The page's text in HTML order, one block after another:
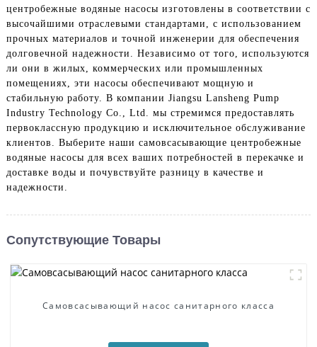
центробежные водяные насосы изготовлены в соответствии с
высочайшими отраслевыми стандартами, с использованием
прочных материалов и точной инженерии для обеспечения
долговечной надежности. Независимо от того, используются
ли они в жилых, коммерческих или промышленных
помещениях, эти насосы обеспечивают мощную и
стабильную работу. В компании Jiangsu Lansheng Pump
Industry Technology Co., Ltd. мы стремимся предоставлять
первоклассную продукцию и исключительное обслуживание
клиентов. Выберите наши самовсасывающие центробежные
водяные насосы для всех ваших потребностей в перекачке и
доставке воды и почувствуйте разницу в качестве и
надежности.
Сопутствующие Товары
Самовсасывающий насос санитарного класса